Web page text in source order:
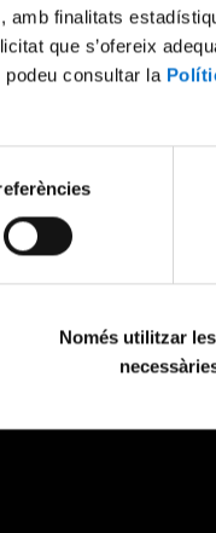
amb finalitats
que s’ofereix
consultar la
Només utilitzar